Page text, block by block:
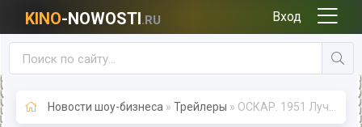
KINO-NOWOSTI.RU Вход
Новости шоу-бизнеса » Трейлеры » ОСКАР. 1951 Лучший корот. анимац. фильм. Джеральд МакБоинг-Боинг (Gerald McBoing-Boing) - Трейлеры